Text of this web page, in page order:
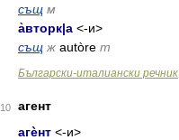
същ м
а̀вторк|а <-и>
същ ж autòre m
Български-италиански речник
10
агент
агѐнт <-и>